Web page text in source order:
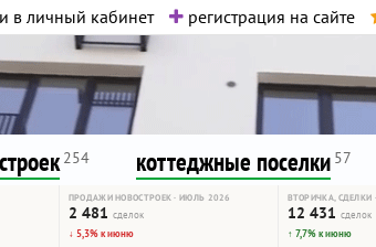
в личный кабинет регистрация на сайте
шок-контента.
вам. Удачи!
254 коттеджные поселки 57
ПРОДАЖИ НОВОСТРОЕК · ИЮЛЬ 2026
2 481 сделок
↓ 5,3% к июню
ВТОРИЧКА, СДЕЛКИ
12 431 сделок
↑ 7,7% к июню